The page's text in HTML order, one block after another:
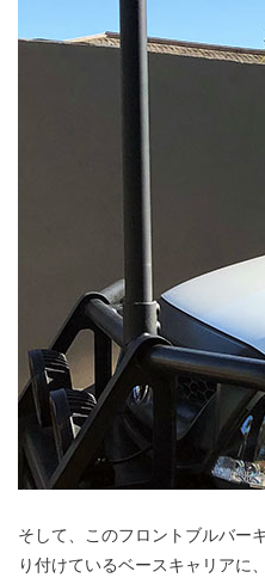
そして、このフロントブルバー
り付けているベースキャリアに